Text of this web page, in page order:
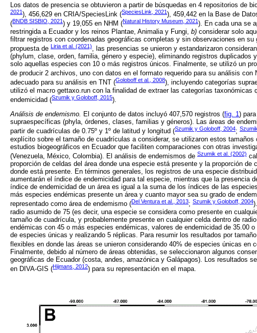
Los datos de presencia se obtuvieron a partir de búsquedas en 4 repositorios de
2021), 456,629 en CRIA/SpeciesLink (SpeciesLink, 2021), 459,442 en la Base de
(BNDB SISBIO, 2021 ) y 19,055 en NHM (Natural History Museum, 2021 ). En cada una se
restringida a Ecuador y los reinos Plantae, Animalia y Fungi, b) considerar solo
filtrar registros con coordenadas geográficas completas y sin observaciones en su
propuesta de Liria et al. (2021), las presencias se unieron y estandarizaron
(phylum, clase, orden, familia, género y especie), eliminando registros duplicados
solo aquellas especies con 10 o más registros únicos. Finalmente, se utilizó un
de producir 2 archivos, uno con datos en el formato requerido para su análisis con
adecuado para su análisis en TNT (Goloboff et al., 2008), incluyendo categorías
utilizó el macro gettaxo.run con la finalidad de extraer las categorías taxonómicas
endemicidad (Szumik y Goloboff, 2015).
Análisis de endemismo. El conjunto de datos incluyó 407,570 registros (fig. 1)
supraespecíficas (phyla, órdenes, clases, familias y géneros). Las áreas de
partir de cuadrículas de 0.75º y 1º de latitud y longitud (Szumik y Goloboff, 2004;
explícito sobre el tamaño de cuadrículas a considerar, se utilizaron estos tamaños
estudios biogeográficos en Ecuador que faciliten comparaciones con otras
(Venezuela, México, Colombia). El análisis de endemismos de Szumik et al. (2002)
proporción de celdas del área donde una especie está presente y la proporción de
donde está presente. En términos generales, los registros de una especie
aumentarán el índice de endemicidad para tal especie, mientras que la presencia
índice de endemicidad de un área es igual a la suma de los índices de las
más especies endémicas presente un área y cuanto mayor sea su grado de
representado como área de endemismo (Del Ventura et al., 2013; Szumik y Goloboff, 2004
radio asumido de 75 (es decir, una especie se considera como presente en
tamaño de cuadrícula, y probablemente presente en cualquier celda dentro de
endémicas con 45 o más especies endémicas, valores de endemicidad de 35.00
de especies únicas y realizando 5 réplicas. Para resumir los resultados por
flexibles en donde las áreas se unieron considerando 40% de especies únicas en
Finalmente, debido al número de áreas obtenidas, se seleccionaron algunos
geográficas de Ecuador (costa, andes, amazónica y Galápagos). Los resultados
en DIVA-GIS (Hijmans, 2012) para su representación en el mapa.